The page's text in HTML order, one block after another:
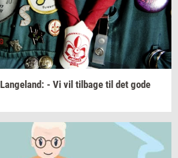
Lan­geland: - Vi vil til­ba­ge til det gode